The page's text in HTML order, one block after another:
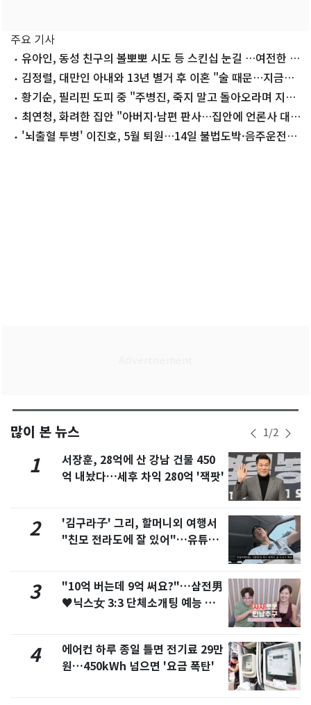
주요 기사
유아인, 동성 친구의 볼뽀뽀 시도 등 스킨십 눈길 …여전한 비
주얼김정렬, 대만인 아내와 13년 별거 후 이혼 "술 때문…지금은
끊어"
황기순, 필리핀 도피 중 "주병진, 죽지 말고 돌아오라며 지
원"최연청, 화려한 집안 "아버지·남편 판사…집안에 언론사 대
표·국회의원도"
'뇌출혈 투병' 이진호, 5월 퇴원…14일 불법도박·음주운전
많이 본 뉴스 1/2
1
서장훈, 28억에 산 강남 건물 450
억 내놨다…세후 차익 280억 '잭팟'
2
'김구라子' 그리, 할머니외 여행서
"친모 전라도에 잘 있어"…유튜브
3
"10억 버는데 9억 써요?"…삼전男
♥닉스女 3:3 단체소개팅 예능 화
4
에어컨 하루 종일 틀면 전기료 29만
원…450kWh 넘으면 '요금 폭탄'